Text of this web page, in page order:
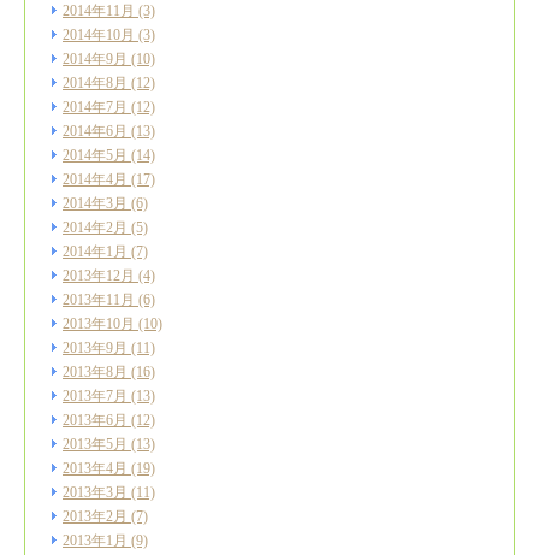
2014年11月 (3)
2014年10月 (3)
2014年9月 (10)
2014年8月 (12)
2014年7月 (12)
2014年6月 (13)
2014年5月 (14)
2014年4月 (17)
2014年3月 (6)
2014年2月 (5)
2014年1月 (7)
2013年12月 (4)
2013年11月 (6)
2013年10月 (10)
2013年9月 (11)
2013年8月 (16)
2013年7月 (13)
2013年6月 (12)
2013年5月 (13)
2013年4月 (19)
2013年3月 (11)
2013年2月 (7)
2013年1月 (9)